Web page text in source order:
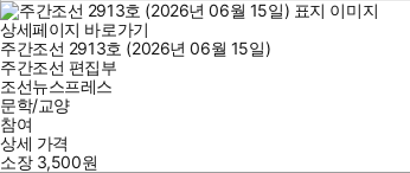
상세페이지 바로가기
주간조선 2913호 (2026년 06월 15일)
주간조선 편집부
조선뉴스프레스
문학/교양
참여
상세 가격
소장 3,500원